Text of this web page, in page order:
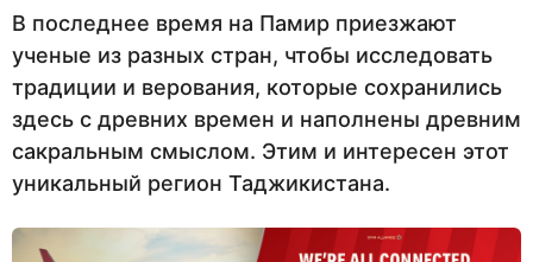
В последнее время на Памир приезжают
ученые из разных стран, чтобы исследовать
традиции и верования, которые сохранились
здесь с древних времен и наполнены древним
сакральным смыслом. Этим и интересен этот
уникальный регион Таджикистана.